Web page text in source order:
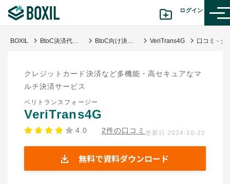
ログイン
診断から探す(β版)
記事から探す
BOXILの使い方ガイド 情報掲載をご希望の方へ
BOXIL BtoC決済代行サービス比較！失敗しない選び方・おすすめサービス BtoC向け決済代行サービス VeriTrans4G
クレジットカード決済など多機能・高セキュアなマ
ルチ決済サービス
ベリトランスフォージー
VeriTrans4G
4.0 2件の口コミ 更新日 2024-10-22
無料で資料ダウンロード